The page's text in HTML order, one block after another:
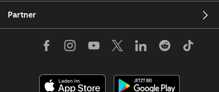
Partner